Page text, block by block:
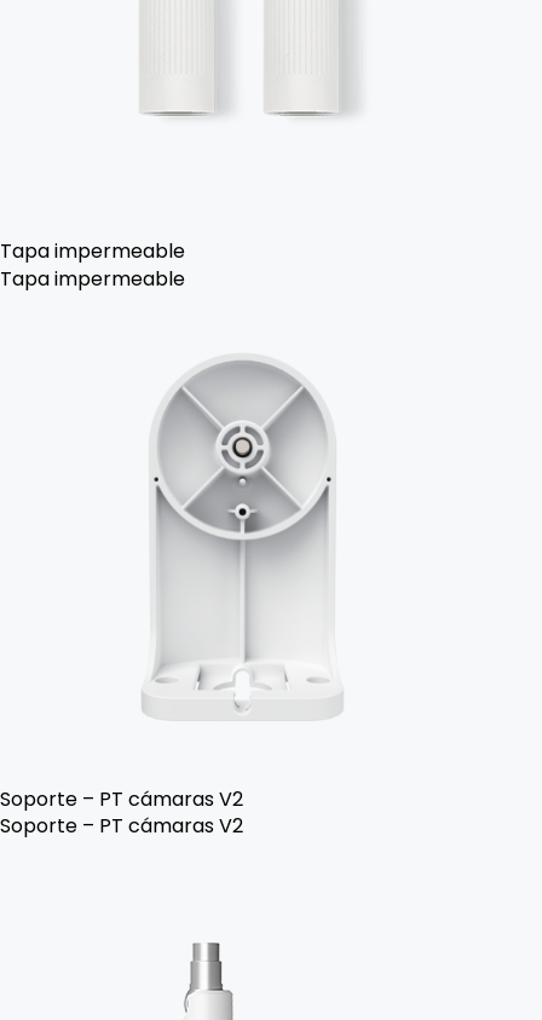
Tapa impermeable
Tapa impermeable
Soporte – PT cámaras V2
Soporte – PT cámaras V2